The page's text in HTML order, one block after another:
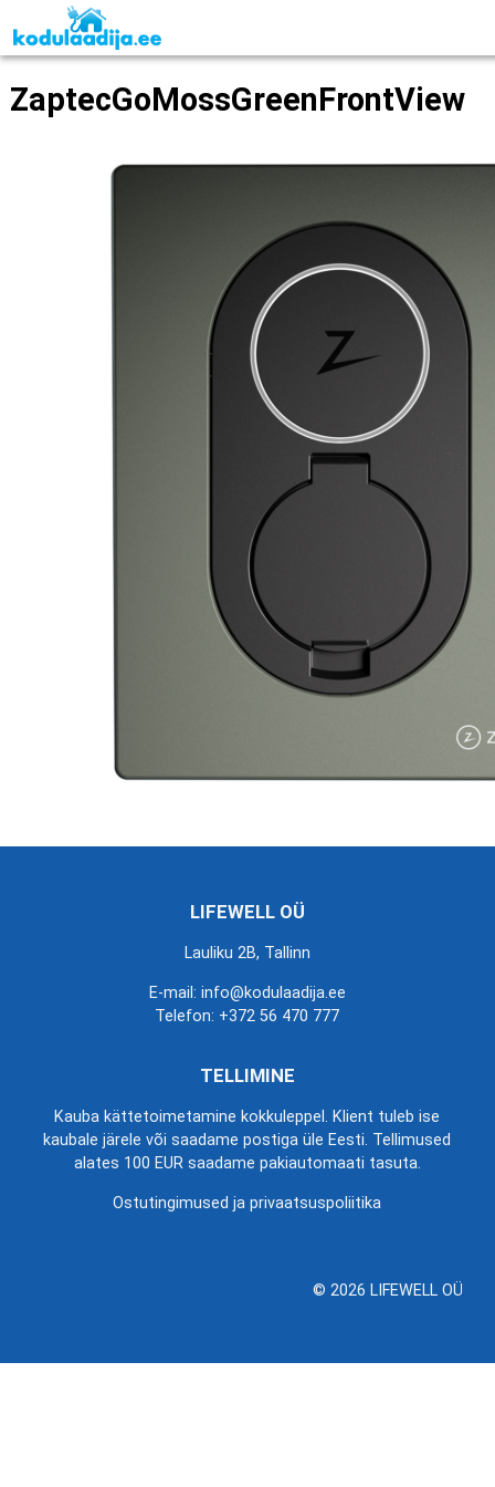
ZaptecGoMossGreenFrontView
LIFEWELL OÜ
Lauliku 2B, Tallinn
E-mail: info@kodulaadija.ee
Telefon: +372 56 470 777
TELLIMINE
Kauba kättetoimetamine kokkuleppel. Klient tuleb ise
kaubale järele või saadame postiga üle Eesti. Tellimused
alates 100 EUR saadame pakiautomaati tasuta.
Ostutingimused ja privaatsuspoliitika
© 2026 LIFEWELL OÜ